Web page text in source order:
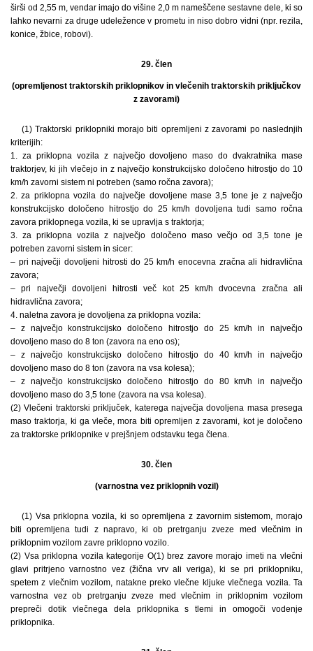
širši od 2,55 m, vendar imajo do višine 2,0 m nameščene sestavne dele, ki so
lahko nevarni za druge udeležence v prometu in niso dobro vidni (npr. rezila,
konice, žbice, robovi).
29. člen
(opremljenost traktorskih priklopnikov in vlečenih traktorskih priključkov
z zavorami)
(1) Traktorski priklopniki morajo biti opremljeni z zavorami po naslednjih
kriterijih:
1. za priklopna vozila z največjo dovoljeno maso do dvakratnika mase
traktorjev, ki jih vlečejo in z največjo konstrukcijsko določeno hitrostjo do 10
km/h zavorni sistem ni potreben (samo ročna zavora);
2. za priklopna vozila do največje dovoljene mase 3,5 tone je z največjo
konstrukcijsko določeno hitrostjo do 25 km/h dovoljena tudi samo ročna
zavora priklopnega vozila, ki se upravlja s traktorja;
3. za priklopna vozila z največjo določeno maso večjo od 3,5 tone je
potreben zavorni sistem in sicer:
– pri največji dovoljeni hitrosti do 25 km/h enocevna zračna ali hidravlična
zavora;
– pri največji dovoljeni hitrosti več kot 25 km/h dvocevna zračna ali
hidravlična zavora;
4. naletna zavora je dovoljena za priklopna vozila:
– z največjo konstrukcijsko določeno hitrostjo do 25 km/h in največjo
dovoljeno maso do 8 ton (zavora na eno os);
– z največjo konstrukcijsko določeno hitrostjo do 40 km/h in največjo
dovoljeno maso do 8 ton (zavora na vsa kolesa);
– z največjo konstrukcijsko določeno hitrostjo do 80 km/h in največjo
dovoljeno maso do 3,5 tone (zavora na vsa kolesa).
(2) Vlečeni traktorski priključek, katerega največja dovoljena masa presega
maso traktorja, ki ga vleče, mora biti opremljen z zavorami, kot je določeno
za traktorske priklopnike v prejšnjem odstavku tega člena.
30. člen
(varnostna vez priklopnih vozil)
(1) Vsa priklopna vozila, ki so opremljena z zavornim sistemom, morajo
biti opremljena tudi z napravo, ki ob pretrganju zveze med vlečnim in
priklopnim vozilom zavre priklopno vozilo.
(2) Vsa priklopna vozila kategorije O(1) brez zavore morajo imeti na vlečni
glavi pritrjeno varnostno vez (žična vrv ali veriga), ki se pri priklopniku,
spetem z vlečnim vozilom, natakne preko vlečne kljuke vlečnega vozila. Ta
varnostna vez ob pretrganju zveze med vlečnim in priklopnim vozilom
prepreči dotik vlečnega dela priklopnika s tlemi in omogoči vodenje
priklopnika.